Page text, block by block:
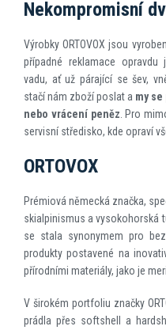
Nekompromisní
Výrobky ORTOVOX jsou
případné reklamace opravdu
vadu, ať už párající se šev,
stačí nám zboží poslat a my
nebo vrácení peněz . Pro
servisní středisko, kde opraví
ORTOVOX
Prémiová německá značka,
skialpinismus a vysokohorská
se stala synonymem pro
produkty postavené na
přírodními materiály, jako je
V širokém portfoliu značky
prádla přes softshell a